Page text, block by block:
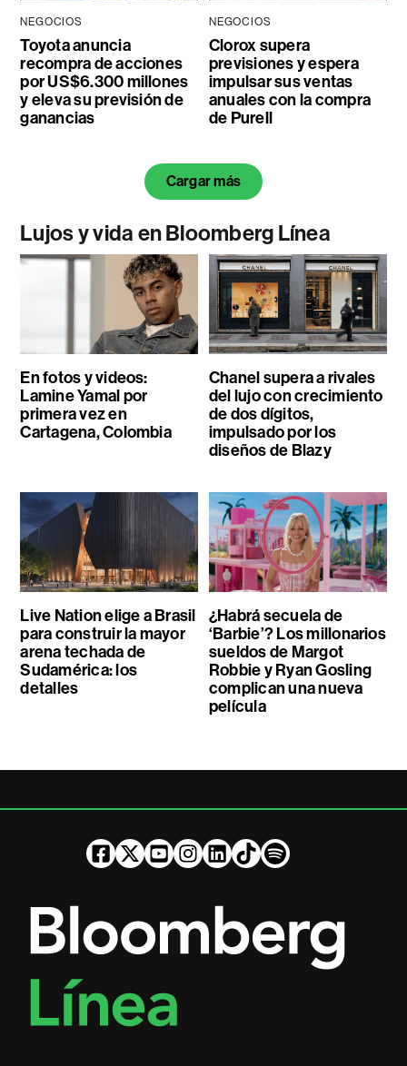
NEGOCIOS
Toyota anuncia
recompra de acciones
por US$6.300 millones
y eleva su previsión de
ganancias
NEGOCIOS
Clorox supera
previsiones y espera
impulsar sus ventas
anuales con la compra
de Purell
Cargar más
Lujos y vida en Bloomberg Línea
En fotos y videos:
Lamine Yamal por
primera vez en
Cartagena, Colombia
Chanel supera a rivales
del lujo con crecimiento
de dos dígitos,
impulsado por los
diseños de Blazy
Live Nation elige a Brasil
para construir la mayor
arena techada de
Sudamérica: los
detalles
¿Habrá secuela de
‘Barbie’? Los millonarios
sueldos de Margot
Robbie y Ryan Gosling
complican una nueva
película